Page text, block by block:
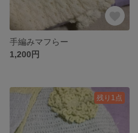
手編みマフらー
1,200円
残り1点